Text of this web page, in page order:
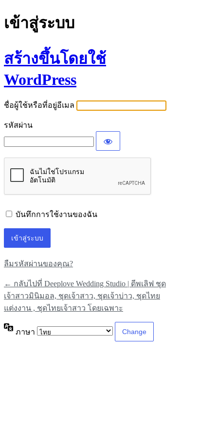
เข้าสู่ระบบ
สร้างขึ้นโดยใช้
WordPress
ชื่อผู้ใช้หรือที่อยู่อีเมล
รหัสผ่าน
บันทึกการใช้งานของฉัน
ลืมรหัสผ่านของคุณ?
← กลับไปที่ Deeplove Wedding Studio | ดีพเลิฟ ชุด
เจ้าสาวมินิมอล, ชุดเจ้าสาว, ชุดเจ้าบ่าว, ชุดไทย
แต่งงาน , ชุดไทยเจ้าสาว โดยเฉพาะ
ภาษา